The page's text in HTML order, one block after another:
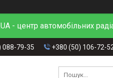
- центр автомобільних
088-79-35 +380 (50) 106-72-